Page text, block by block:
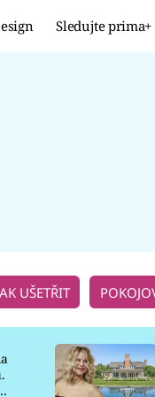
Sledujte prima+
UŠETŘIT